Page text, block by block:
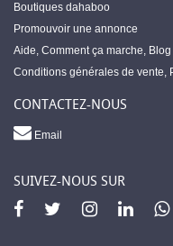
Boutiques dahaboo
Promouvoir une annonce
Aide, Comment ça marche, Blog
Conditions générales de vente,
CONTACTEZ-NOUS
Email
SUIVEZ-NOUS SUR